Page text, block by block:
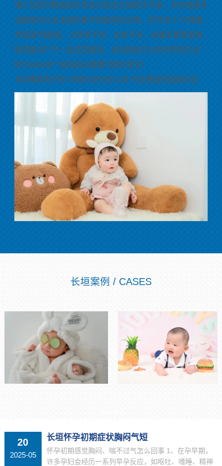
博士及医学教授团队等多位知名生殖医学专家，并在美国开
设数家可以合法提供卵子和助孕的分院，并开设了“父母圆
梦频道”特助组，为男性不育，女性不孕，卵巢早衰等家庭
提供助孕产子一站式的服务。本机构经过10多年的努力已
经为6000多个家庭送去健康可爱的宝宝！
长垣哪里有代孕-中国长垣代孕公司-代孕便宜的国家长垣
长垣案例 / CASES
20
2025-05
长垣怀孕初期症状胸闷气短
怀孕初期感觉胸闷、喘不过气怎么回事 1、在孕早期，
许多孕妇会经历一系列早孕反应，如呕吐、嗜睡、精神